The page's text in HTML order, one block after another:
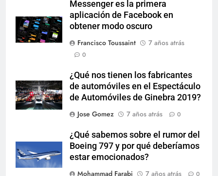
Messenger es la primera
aplicación de Facebook en
obtener modo oscuro
Francisco Toussaint
7 años atrás
0
¿Qué nos tienen los fabricantes
de automóviles en el Espectáculo
de Automóviles de Ginebra 2019?
Jose Gomez
7 años atrás 0
¿Qué sabemos sobre el rumor del
Boeing 797 y por qué deberíamos
estar emocionados?
Mohammad Farabi
7 años atrás